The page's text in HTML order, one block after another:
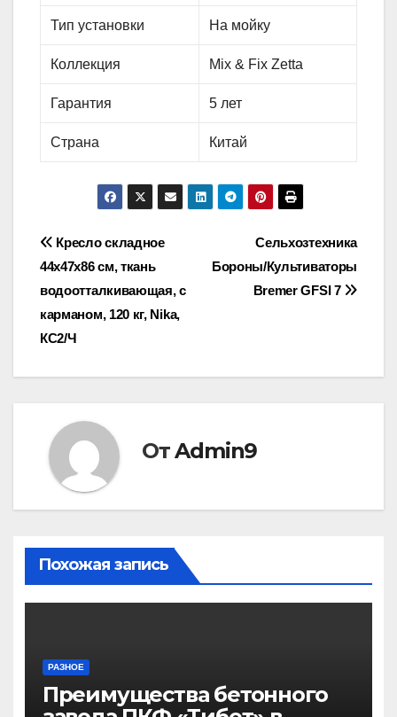
Тип установки На мойку
Коллекция Mix & Fix Zetta
Гарантия 5 лет
Страна Китай
Навигация
по
записям
Сельхозтехника
Бороны/Культиваторы
Bremer GFSI 7
Кресло складное
44х47х86 см, ткань
водоотталкивающая, с
карманом, 120 кг, Nika,
КС2/Ч
ОтAdmin9
Похожая запись
РАЗНОЕ
Преимущества бетонного